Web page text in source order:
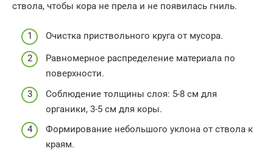
ствола, чтобы кора не прела и не появилась гниль.
Очистка приствольного круга от мусора.
Равномерное распределение материала по
поверхности.
Соблюдение толщины слоя: 5-8 см для
органики, 3-5 см для коры.
Формирование небольшого уклона от ствола к
краям.